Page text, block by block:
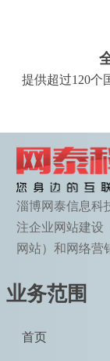
提供超过120个
淄博网泰信息科
注企业网站建设
网站）和网络营
业务范围
首页